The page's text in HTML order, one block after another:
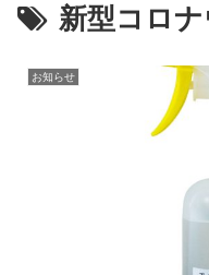
新型コロ
お知らせ